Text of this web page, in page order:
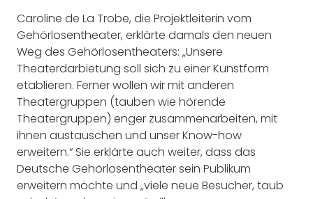
Caroline de La Trobe, die Projektleiterin vom
Gehörlosentheater, erklärte damals den neuen
Weg des Gehörlosentheaters: „Unsere
Theaterdarbietung soll sich zu einer Kunstform
etablieren. Ferner wollen wir mit anderen
Theatergruppen (tauben wie hörende
Theatergruppen) enger zusammenarbeiten, mit
ihnen austauschen und unser Know-how
erweitern.“ Sie erklärte auch weiter, dass das
Deutsche Gehörlosentheater sein Publikum
erweitern möchte und „viele neue Besucher, taub